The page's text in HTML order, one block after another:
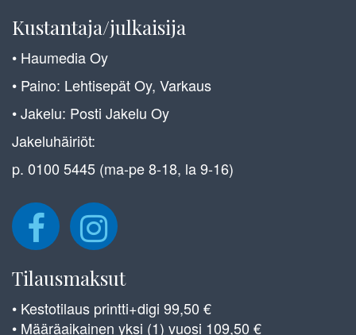
Kustantaja/julkaisija
• Haumedia Oy
• Paino: Lehtisepät Oy, Varkaus
• Jakelu: Posti Jakelu Oy
Jakeluhäiriöt:
p. 0100 5445 (ma-pe 8-18, la 9-16)
Tilausmaksut
• Kestotilaus printti+digi 99,50 €
• Määräaikainen yksi (1) vuosi 109,50 €